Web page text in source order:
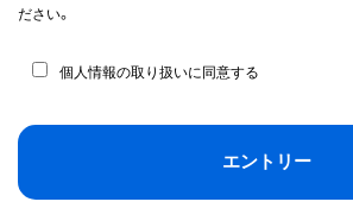
ださい。
個人情報の取り扱いに同意する